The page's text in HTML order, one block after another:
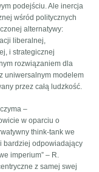
podejściu. Ale inercja
wśród politycznych
alternatywy:
liberalnej,
i strategicznej
rozwiązaniem dla
uniwersalnym modelem
przez całą ludzkość.
–
w oparciu o
think-tank we
bardziej odpowiadający
imperium” – R.
z samej swej